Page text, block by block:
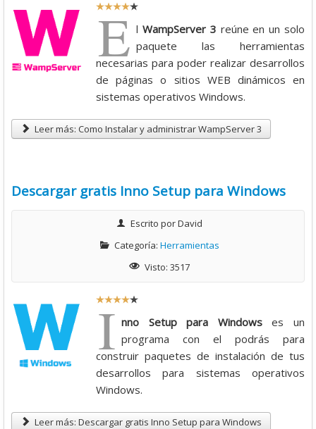
a
o
4
5
E l WampServer 3 reúne en un solo
paquete las herramientas
necesarias para poder realizar desarrollos
de páginas o sitios WEB dinámicos en
sistemas operativos Windows.
Leer más: Como Instalar y administrar WampServer 3
Descargar gratis Inno Setup para Windows
Escrito porDavid
Categoría: Herramientas
Visto: 3517
a
4
I nno Setup para Windowses un
programa con el podrás para
construir paquetes de instalación de tus
desarrollos para sistemas operativos
Windows.
Leer más: Descargar gratis Inno Setup para Windows